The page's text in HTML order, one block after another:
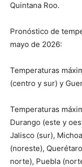
Quintana Roo.
Pronóstico de
mayo de 2026:
Temperaturas
(centro y sur) y
Temperaturas
Durango (este y
Jalisco (sur),
(noreste),
norte), Puebla